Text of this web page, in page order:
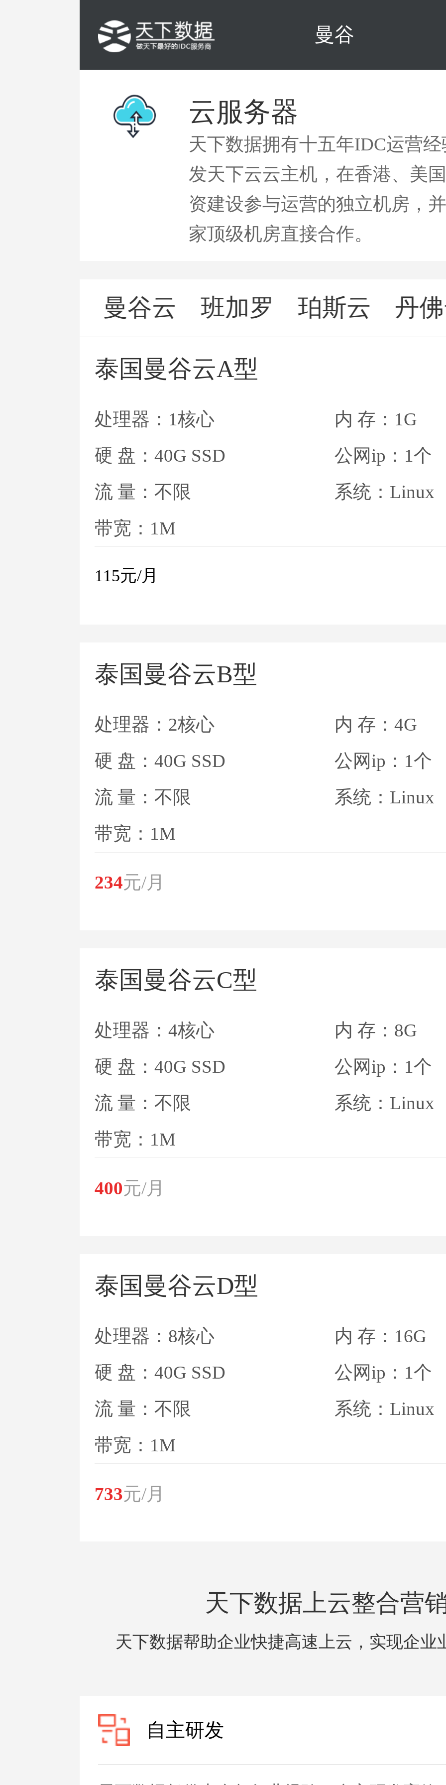
曼谷
云服务器
天下数据拥有十五年IDC运营
发天下云云主机，在香港、美
资建设参与运营的独立机房，
家顶级机房直接合作。
曼谷云 班加罗
尔
珀斯云 丹
泰国曼谷云A型
处理器：1核心
硬 盘：40G SSD
流 量：不限
带宽：1M
内 存：1G
公网ip：1个
系统：Linux
115元/月
泰国曼谷云B型
处理器：2核心
硬 盘：40G SSD
流 量：不限
带宽：1M
内 存：4G
公网ip：1个
系统：Linux
234元/月
泰国曼谷云C型
处理器：4核心
硬 盘：40G SSD
流 量：不限
带宽：1M
内 存：8G
公网ip：1个
系统：Linux
400元/月
泰国曼谷云D型
处理器：8核心
硬 盘：40G SSD
流 量：不限
带宽：1M
内 存：16G
公网ip：1个
系统：Linux
733元/月
天下数据上云整合营
天下数据帮助企业快捷高速上云，实现企业
自主研发